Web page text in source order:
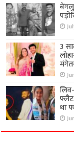
3
फ्लैट
था